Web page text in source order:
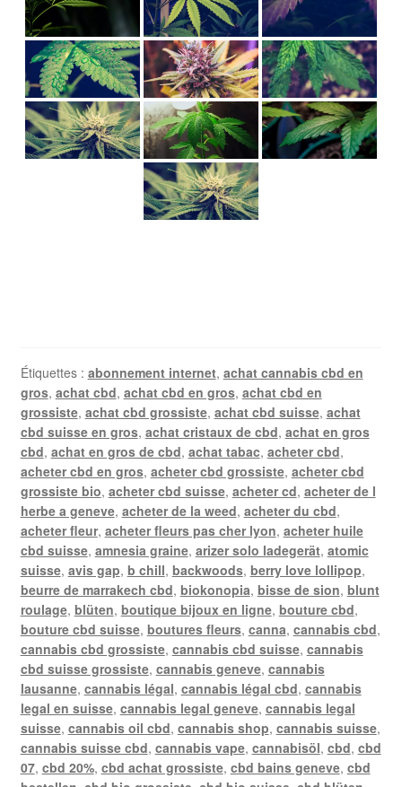
Étiquettes : abonnement internet, achat cannabis cbd en
gros, achat cbd, achat cbd en gros, achat cbd en
grossiste, achat cbd grossiste, achat cbd suisse, achat
cbd suisse en gros, achat cristaux de cbd, achat en gros
cbd, achat en gros de cbd, achat tabac, acheter cbd,
acheter cbd en gros, acheter cbd grossiste, acheter cbd
grossiste bio, acheter cbd suisse, acheter cd, acheter de l
herbe a geneve, acheter de la weed, acheter du cbd,
acheter fleur, acheter fleurs pas cher lyon, acheter huile
cbd suisse, amnesia graine, arizer solo ladegerät, atomic
suisse, avis gap, b chill, backwoods, berry love lollipop,
beurre de marrakech cbd, biokonopia, bisse de sion, blunt
roulage, blüten, boutique bijoux en ligne, bouture cbd,
bouture cbd suisse, boutures fleurs, canna, cannabis cbd,
cannabis cbd grossiste, cannabis cbd suisse, cannabis
cbd suisse grossiste, cannabis geneve, cannabis
lausanne, cannabis légal, cannabis légal cbd, cannabis
legal en suisse, cannabis legal geneve, cannabis legal
suisse, cannabis oil cbd, cannabis shop, cannabis suisse,
cannabis suisse cbd, cannabis vape, cannabisöl, cbd, cbd
07, cbd 20%, cbd achat grossiste, cbd bains geneve, cbd